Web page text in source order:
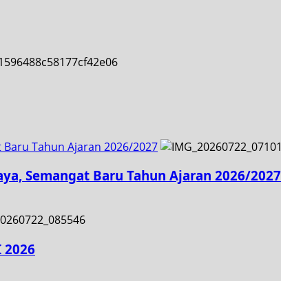
Baru Tahun Ajaran 2026/2027
Semangat Baru Tahun Ajaran 2026/2027
2026